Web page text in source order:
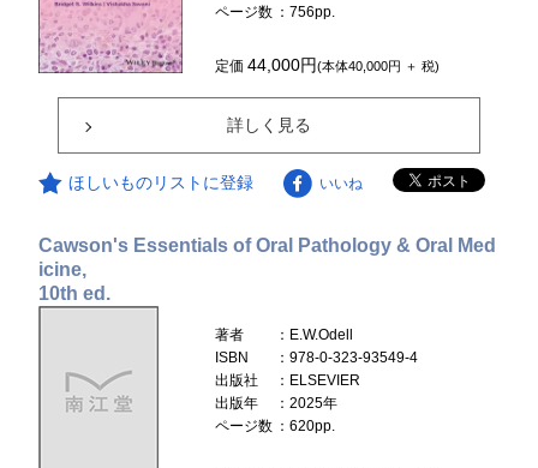
ページ数 ：756pp.
定価44,000円(本体40,000円 ＋ 税)
詳しく見る
ほしいものリストに登録 いいね
Cawson's Essentials of Oral Pathology & Oral Med
icine,
10th ed.
著者
：E.W.Odell
ISBN
：978-0-323-93549-4
出版社
：ELSEVIER
出版年
：2025年
ページ数 ：620pp.